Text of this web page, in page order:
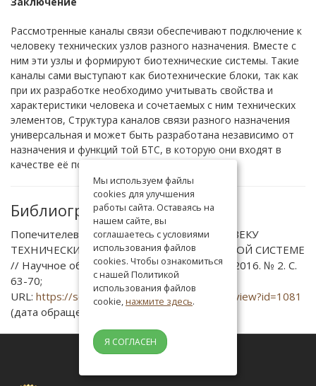
Рассмотренные каналы связи обеспечивают подключение к
человеку технических узлов разного назначения. Вместе с
ним эти узлы и формируют биотехнические системы. Такие
каналы сами выступают как биотехнические блоки, так как
при их разработке необходимо учитывать свойства и
характеристики человека и сочетаемых с ним технических
элементов, Структура каналов связи разного назначения
универсальная и может быть разработана независимо от
назначения и функций той БТС, в которую они входят в
качестве её подсистем.
Библиографическая ссылка
Попечителев Е.П. ПОДКЛЮЧЕНИЕ К ЧЕЛОВЕКУ
ТЕХНИЧЕСКИХ СРЕДСТВ В БИОТЕХНИЧЕСКОЙ СИСТЕМЕ
// Научное обозрение. Технические науки. 2016. № 2. С.
63-70;
URL: https://science-engineering.ru/ru/article/view?id=1081
(дата обращения: 06.08.2026).
Мы используем файлы
cookies для улучшения
работы сайта. Оставаясь на
нашем сайте, вы
соглашаетесь с условиями
использования файлов
cookies. Чтобы ознакомиться
с нашей Политикой
использования файлов
cookie,нажмите здесь.
Я СОГЛАСЕН